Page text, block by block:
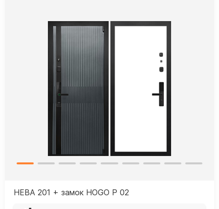
НЕВА 201 + замок HOGO P 02